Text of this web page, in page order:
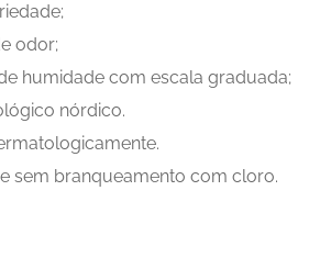
odor;
humidade com escala graduada;
nórdico.
sem branqueamento com cloro.